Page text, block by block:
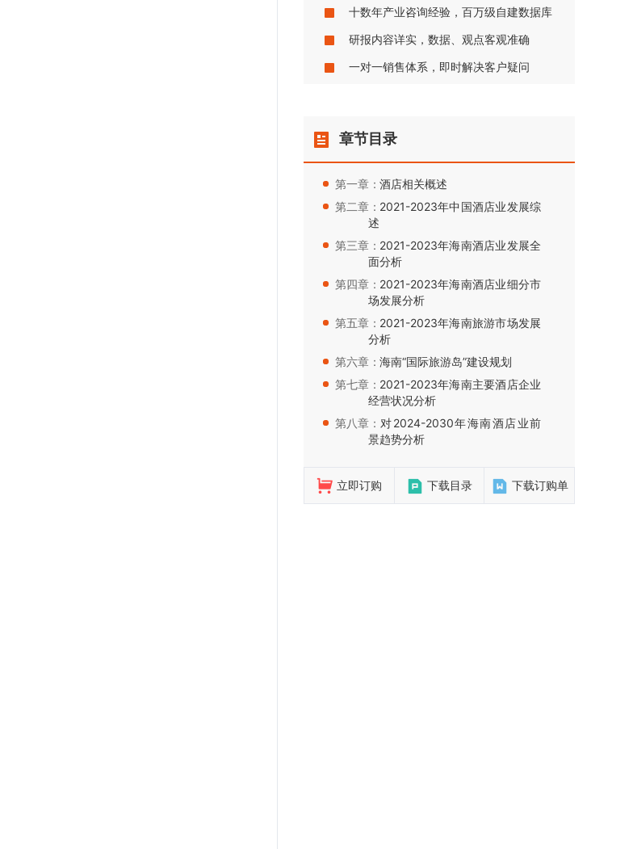
十数年产业咨询经验，百万级自建数据库
研报内容详实，数据、观点客观准确
一对一销售体系，即时解决客户疑问
章节目录
第一章：酒店相关概述
第二章：2021-2023年中国酒店业发展综
述
第三章：2021-2023年海南酒店业发展全
面分析
第四章：2021-2023年海南酒店业细分市
场发展分析
第五章：2021-2023年海南旅游市场发展
分析
第六章：海南“国际旅游岛”建设规划
第七章：2021-2023年海南主要酒店企业
经营状况分析
第八章：对2024-2030年海南酒店业前
景趋势分析
立即订购 下载目录 下载订购单